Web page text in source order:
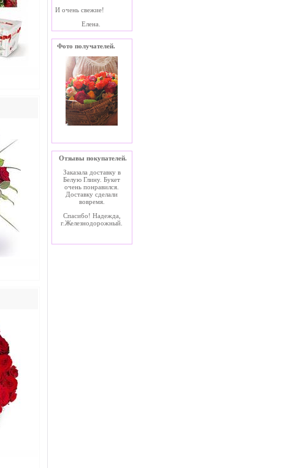
И очень свежие!
Елена.
Фото получателей.
Отзывы покупателей.
Заказала доставку в
Белую Глину. Букет
очень понравился.
Доставку сделали
вовремя.
Спасибо! Надежда,
г.Железнодорожный.